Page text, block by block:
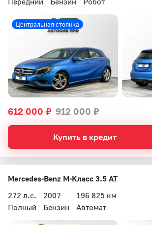
612 000 ₽ 912 000 ₽
Центральная стоянка
Купить в кредит
Mercedes-Benz M-Класс 3.5 AT
272 л.с.
2007
196 825 км
Полный
Бензин Автомат